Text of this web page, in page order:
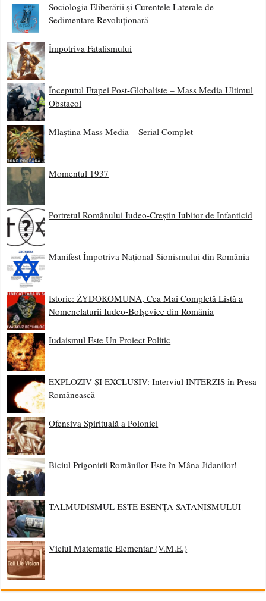
Sociologia Eliberării și Curentele Laterale de
Sedimentare Revoluționară
Împotriva Fatalismului
Începutul Etapei Post-Globaliste – Mass Media Ultimul
Obstacol
Mlaștina Mass Media – Serial Complet
Momentul 1937
Portretul Românului Iudeo-Creștin Iubitor de Infanticid
Manifest Împotriva Național-Sionismului din România
Istorie: ŻYDOKOMUNA, Cea Mai Completă Listă a
Nomenclaturii Iudeo-Bolșevice din România
Iudaismul Este Un Proiect Politic
EXPLOZIV ȘI EXCLUSIV: Interviul INTERZIS în Presa
Românească
Ofensiva Spirituală a Poloniei
Biciul Prigonirii Românilor Este în Mâna Jidanilor!
TALMUDISMUL ESTE ESENȚA SATANISMULUI
Viciul Matematic Elementar (V.M.E.)